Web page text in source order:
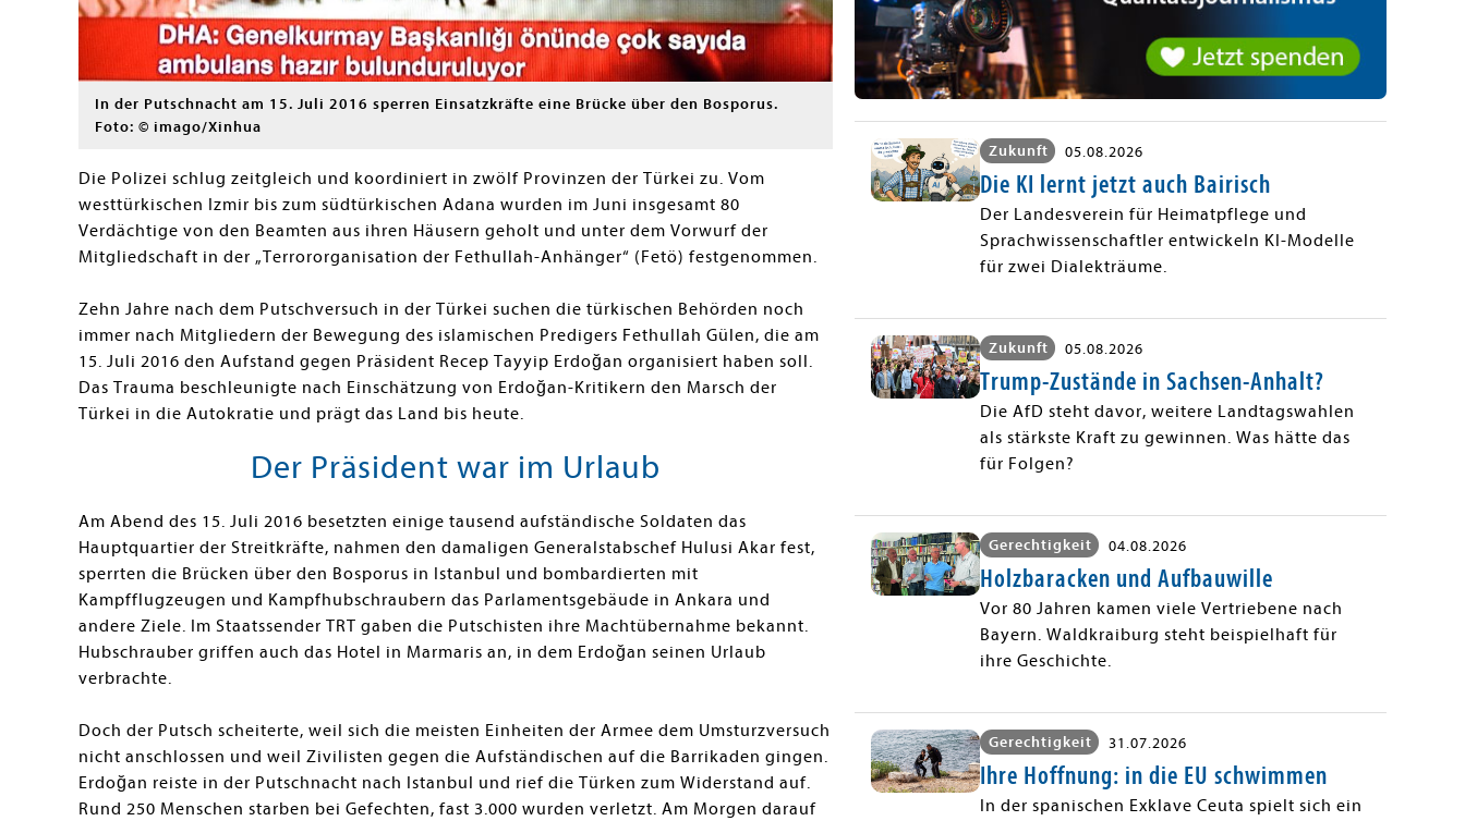
In der Putschnacht am 15. Juli 2016 sperren Einsatzkräfte eine Brücke über den Bosporus.
Foto: © imago/Xinhua
Die Polizei schlug zeitgleich und koordiniert in zwölf Provinzen der Türkei zu. Vom
westtürkischen Izmir bis zum südtürkischen Adana wurden im Juni insgesamt 80
Verdächtige von den Beamten aus ihren Häusern geholt und unter dem Vorwurf der
Mitgliedschaft in der „Terrororganisation der Fethullah-Anhänger“ (Fetö) festgenommen.
Zehn Jahre nach dem Putschversuch in der Türkei suchen die türkischen Behörden noch
immer nach Mitgliedern der Bewegung des islamischen Predigers Fethullah Gülen, die am
15. Juli 2016 den Aufstand gegen Präsident Recep Tayyip Erdoğan organisiert haben soll.
Das Trauma beschleunigte nach Einschätzung von Erdoğan-Kritikern den Marsch der
Türkei in die Autokratie und prägt das Land bis heute.
Der Präsident war im Urlaub
Am Abend des 15. Juli 2016 besetzten einige tausend aufständische Soldaten das
Hauptquartier der Streitkräfte, nahmen den damaligen Generalstabschef Hulusi Akar fest,
sperrten die Brücken über den Bosporus in Istanbul und bombardierten mit
Kampfflugzeugen und Kampfhubschraubern das Parlamentsgebäude in Ankara und
andere Ziele. Im Staatssender TRT gaben die Putschisten ihre Machtübernahme bekannt.
Hubschrauber griffen auch das Hotel in Marmaris an, in dem Erdoğan seinen Urlaub
verbrachte.
Doch der Putsch scheiterte, weil sich die meisten Einheiten der Armee dem Umsturzversuch
nicht anschlossen und weil Zivilisten gegen die Aufständischen auf die Barrikaden gingen.
Erdoğan reiste in der Putschnacht nach Istanbul und rief die Türken zum Widerstand auf.
Rund 250 Menschen starben bei Gefechten, fast 3.000 wurden verletzt. Am Morgen darauf
Zukunft 05.08.2026
Die KI lernt jetzt auch Bairisch
Der Landesverein für Heimatpflege und
Sprachwissenschaftler entwickeln KI-Modelle
für zwei Dialekträume.
Zukunft 05.08.2026
Trump-Zustände in Sachsen-Anhalt?
Die AfD steht davor, weitere Landtagswahlen
als stärkste Kraft zu gewinnen. Was hätte das
für Folgen?
Gerechtigkeit 04.08.2026
Holzbaracken und Aufbauwille
Vor 80 Jahren kamen viele Vertriebene nach
Bayern. Waldkraiburg steht beispielhaft für
ihre Geschichte.
Gerechtigkeit 31.07.2026
Ihre Hoffnung: in die EU schwimmen
In der spanischen Exklave Ceuta spielt sich ein